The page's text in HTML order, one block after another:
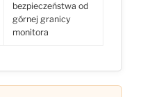
bezpieczeństwa od
górnej granicy
monitora